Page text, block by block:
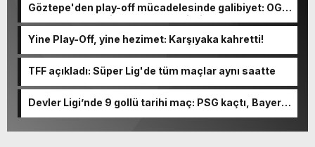
Göztepe'den play-off mücadelesinde galibiyet: OGM
Ormanspor'u evinde 90-92 devirdi
Yine Play-Off, yine hezimet: Karşıyaka kahretti!
TFF açıkladı: Süper Lig'de tüm maçlar aynı saatte
Devler Ligi’nde 9 gollü tarihi maç: PSG kaçtı, Bayern